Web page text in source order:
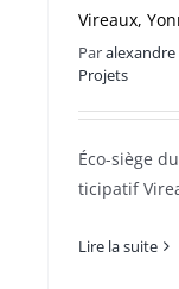
Vireaux,
Paralexandre
Projets
Éco-siège
ticipatif
Lire la suite